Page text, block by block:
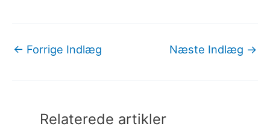
← Forrige Indlæg Næste Indlæg →
Relaterede artikler